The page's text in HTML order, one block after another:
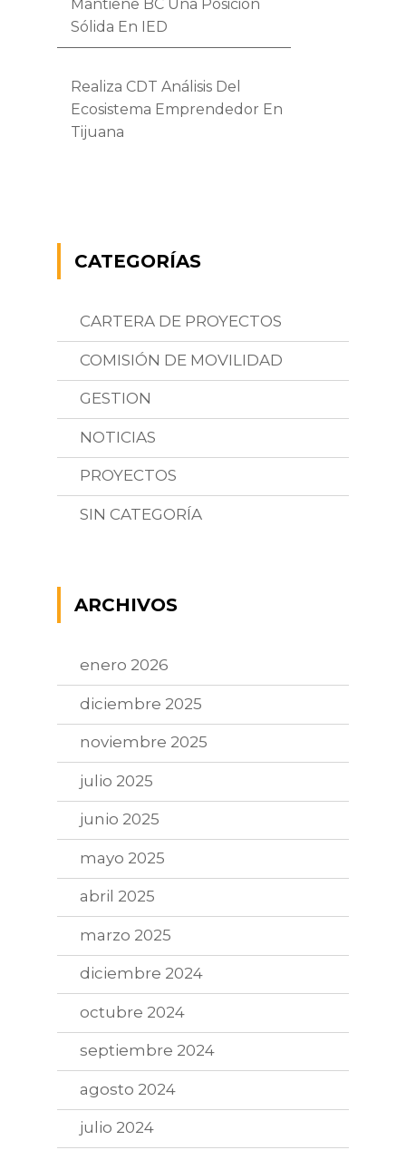
Mantiene BC Una Posición
Sólida En IED
Realiza CDT Análisis Del
Ecosistema Emprendedor En
Tijuana
CATEGORÍAS
CARTERA DE PROYECTOS
COMISIÓN DE MOVILIDAD
GESTION
NOTICIAS
PROYECTOS
SIN CATEGORÍA
ARCHIVOS
enero 2026
diciembre 2025
noviembre 2025
julio 2025
junio 2025
mayo 2025
abril 2025
marzo 2025
diciembre 2024
octubre 2024
septiembre 2024
agosto 2024
julio 2024